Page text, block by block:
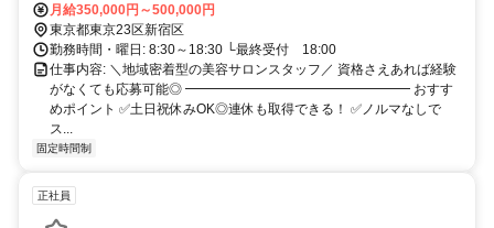
月給350,000円～500,000円
東京都東京23区新宿区
勤務時間・曜日: 8:30～18:30 └最終受付 18:00
仕事内容: ＼地域密着型の美容サロンスタッフ／ 資格さえあれば経験
がなくても応募可能◎ ━━━━━━━━━━━━━━━━━ おすす
めポイント ✅土日祝休みOK◎連休も取得できる！ ✅ノルマなしで
ス...
固定時間制
正社員